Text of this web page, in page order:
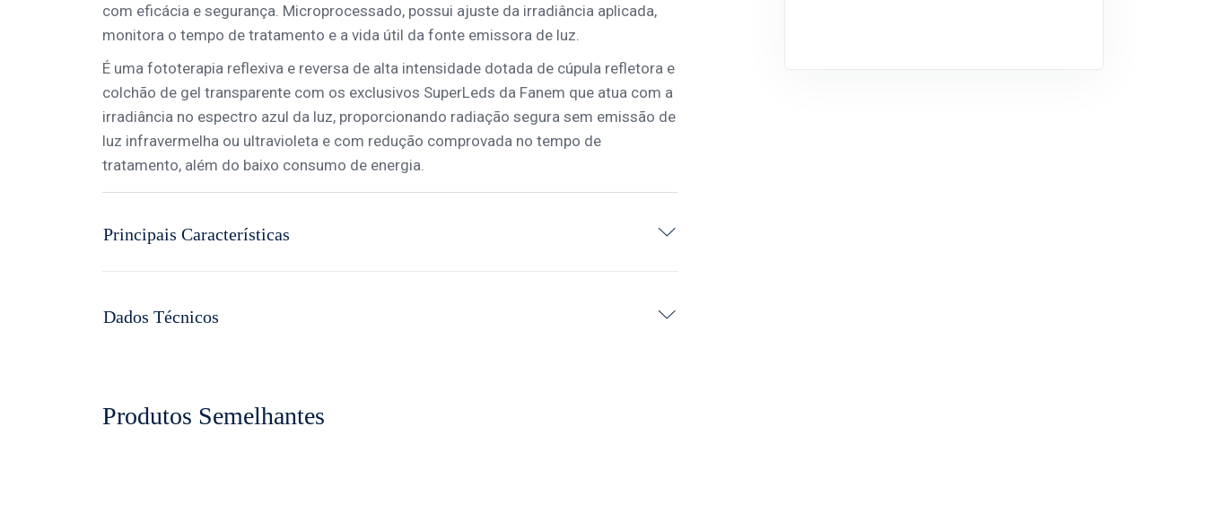
com eficácia e segurança. Microprocessado, possui ajuste da irradiância aplicada,
monitora o tempo de tratamento e a vida útil da fonte emissora de luz.
É uma fototerapia reflexiva e reversa de alta intensidade dotada de cúpula refletora e
colchão de gel transparente com os exclusivos SuperLeds da Fanem que atua com a
irradiância no espectro azul da luz, proporcionando radiação segura sem emissão de
luz infravermelha ou ultravioleta e com redução comprovada no tempo de
tratamento, além do baixo consumo de energia.
Principais Características
Dados Técnicos
Produtos Semelhantes